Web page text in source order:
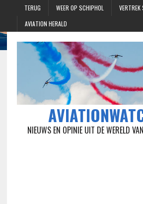
TERUG WEER OP SCHIPHOL
VERTREK
AVIATION HERALD
NIEUWS EN OPINIE UIT DE WERELD